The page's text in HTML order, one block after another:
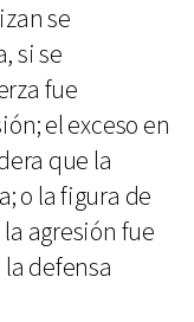
se
si se
fue
el exceso en
que la
o la figura de
agresión fue
defensa